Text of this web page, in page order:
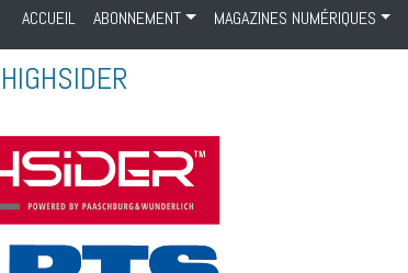
ACCUEIL ABONNEMENT MAGAZINES NUMÉRIQUES
HIGHSIDER